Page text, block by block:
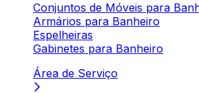
Conjuntos de Móveis para
Armários para Banheiro
Espelheiras
Gabinetes para Banheiro
Área de Serviço